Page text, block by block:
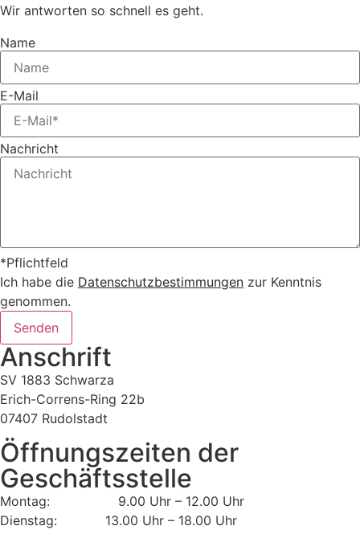
Wir antworten so schnell es geht.
Name
E-Mail
Nachricht
*Pflichtfeld
Ich habe die Datenschutzbestimmungen zur Kenntnis
genommen.
Senden
Anschrift
SV 1883 Schwarza
Erich-Correns-Ring 22b
07407 Rudolstadt
Öffnungszeiten der
Geschäftsstelle
Montag: 9.00 Uhr – 12.00 Uhr
Dienstag: 13.00 Uhr – 18.00 Uhr